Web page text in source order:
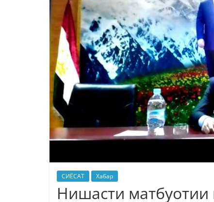
СИЁСАТ Хабар
Нишасти